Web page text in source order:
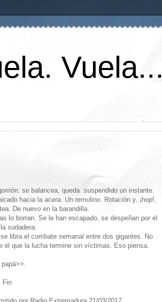
Vuela...
se balancea, queda suspendido un instante.
hacia la acera. Un remolino. Rotación y, ¡hop!,
De nuevo en la barandilla.
lo borran. Se le han escapado, se despeñan por el
sudadera.
libra el combate semanal entre dos gigantes. No
él que la lucha termine sin víctimas. Eso piensa.
Fin